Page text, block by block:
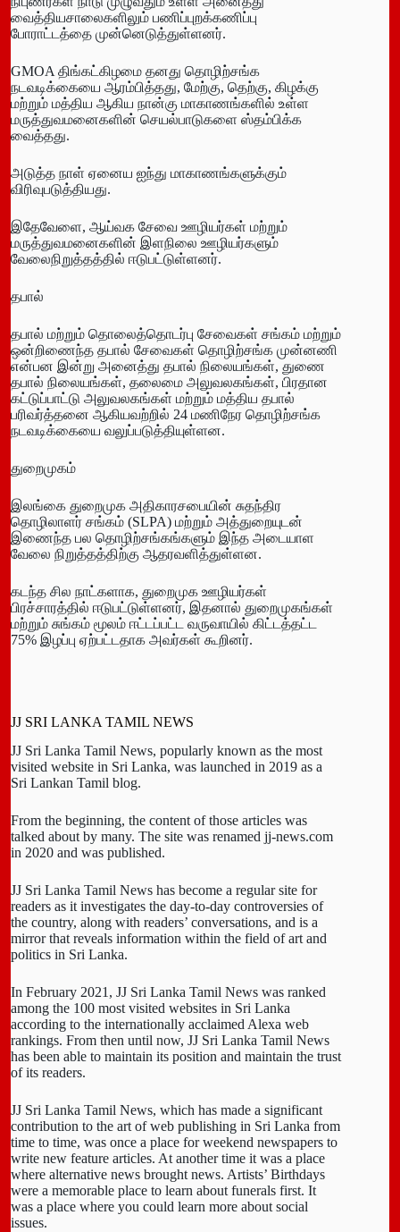
வைத்தியசாலைகளிலும் பணிப்புறக்கணிப்பு
போராட்டத்தை முன்னெடுத்துள்ளனர்.
GMOA திங்கட்கிழமை தனது தொழிற்சங்க
நடவடிக்கையை ஆரம்பித்தது, மேற்கு, தெற்கு, கிழக்கு
மற்றும் மத்திய ஆகிய நான்கு மாகாணங்களில் உள்ள
மருத்துவமனைகளின் செயல்பாடுகளை ஸ்தம்பிக்க
வைத்தது.
அடுத்த நாள் ஏனைய ஐந்து மாகாணங்களுக்கும்
விரிவுபடுத்தியது.
இதேவேளை, ஆய்வக சேவை ஊழியர்கள் மற்றும்
மருத்துவமனைகளின் இளநிலை ஊழியர்களும்
வேலைநிறுத்தத்தில் ஈடுபட்டுள்ளனர்.
தபால்
தபால் மற்றும் தொலைத்தொடர்பு சேவைகள் சங்கம் மற்றும்
ஒன்றிணைந்த தபால் சேவைகள் தொழிற்சங்க முன்னணி
என்பன இன்று அனைத்து தபால் நிலையங்கள், துணை
தபால் நிலையங்கள், தலைமை அலுவலகங்கள், பிரதான
கட்டுப்பாட்டு அலுவலகங்கள் மற்றும் மத்திய தபால்
பரிவர்த்தனை ஆகியவற்றில் 24 மணிநேர தொழிற்சங்க
நடவடிக்கையை வலுப்படுத்தியுள்ளன.
துறைமுகம்
இலங்கை துறைமுக அதிகாரசபையின் சுதந்திர
தொழிலாளர் சங்கம் (SLPA) மற்றும் அத்துறையுடன்
இணைந்த பல தொழிற்சங்கங்களும் இந்த அடையாள
வேலை நிறுத்தத்திற்கு ஆதரவளித்துள்ளன.
கடந்த சில நாட்களாக, துறைமுக ஊழியர்கள்
பிரச்சாரத்தில் ஈடுபட்டுள்ளனர், இதனால் துறைமுகங்கள்
மற்றும் சுங்கம் மூலம் ஈட்டப்பட்ட வருவாயில் கிட்டத்தட்ட
75% இழப்பு ஏற்பட்டதாக அவர்கள் கூறினர்.
JJ SRI LANKA TAMIL NEWS
JJ Sri Lanka Tamil News, popularly known as the most
visited website in Sri Lanka, was launched in 2019 as a
Sri Lankan Tamil blog.
From the beginning, the content of those articles was
talked about by many. The site was renamed jj-news.com
in 2020 and was published.
JJ Sri Lanka Tamil News has become a regular site for
readers as it investigates the day-to-day controversies of
the country, along with readers’ conversations, and is a
mirror that reveals information within the field of art and
politics in Sri Lanka.
In February 2021, JJ Sri Lanka Tamil News was ranked
among the 100 most visited websites in Sri Lanka
according to the internationally acclaimed Alexa web
rankings. From then until now, JJ Sri Lanka Tamil News
has been able to maintain its position and maintain the trust
of its readers.
JJ Sri Lanka Tamil News, which has made a significant
contribution to the art of web publishing in Sri Lanka from
time to time, was once a place for weekend newspapers to
write new feature articles. At another time it was a place
where alternative news brought news. Artists’ Birthdays
were a memorable place to learn about funerals first. It
was a place where you could learn more about social
issues.